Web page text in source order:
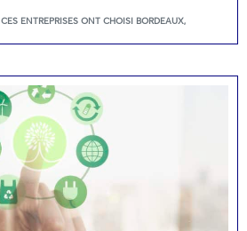
CES ENTREPRISES ONT CHOISI BORDEAUX,